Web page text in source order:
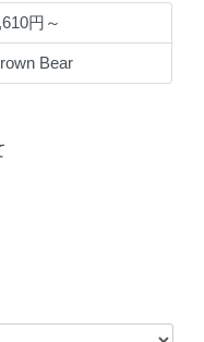
円～
Bear